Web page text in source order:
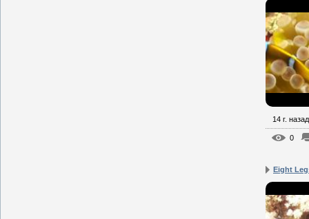
14 г. назад
0
Eight